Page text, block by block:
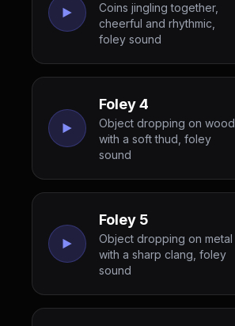
Coins jingling together,
cheerful and rhythmic,
foley sound
Foley 4
Object dropping on wood
with a soft thud, foley
sound
Foley 5
Object dropping on metal
with a sharp clang, foley
sound